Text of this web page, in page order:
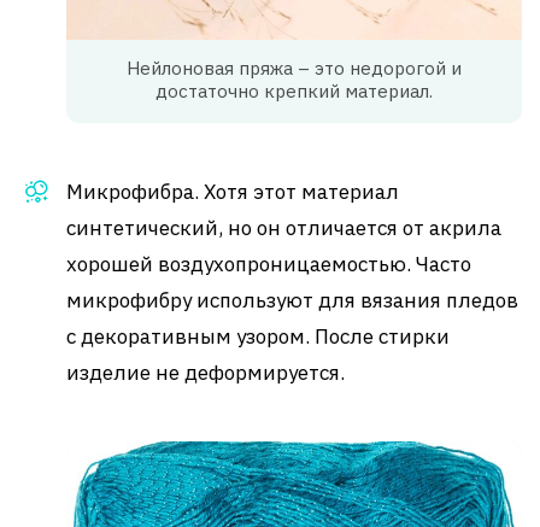
Нейлоновая пряжа – это недорогой и
достаточно крепкий материал.
Микрофибра. Хотя этот материал
синтетический, но он отличается от акрила
хорошей воздухопроницаемостью. Часто
микрофибру используют для вязания пледов
с декоративным узором. После стирки
изделие не деформируется.